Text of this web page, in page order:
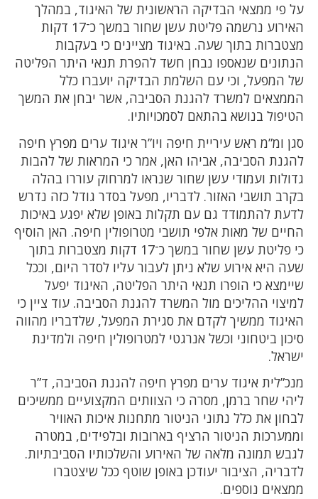
על פי ממצאי הבדיקה הראשונית של האיגוד, במהלך
האירוע נרשמה פליטת עשן שחור במשך כ־17 דקות
מצטברות בתוך שעה. באיגוד מציינים כי בעקבות
הנתונים שנאספו נבחן חשד להפרת תנאי היתר הפליטה
של המפעל, וכי עם השלמת הבדיקה יועברו כלל
הממצאים למשרד להגנת הסביבה, אשר יבחן את המשך
הטיפול בנושא בהתאם לסמכויותיו.
סגן ומ”מ ראש עיריית חיפה ויו”ר איגוד ערים מפרץ חיפה
להגנת הסביבה, אביהו האן, אמר כי המראות של להבות
גדולות ועמודי עשן שחור שנראו למרחוק עוררו בהלה
בקרב תושבי האזור. לדבריו, מפעל בסדר גודל כזה נדרש
לדעת להתמודד גם עם תקלות באופן שלא יפגע באיכות
החיים של מאות אלפי תושבי מטרופולין חיפה. האן הוסיף
כי פליטת עשן שחור במשך כ־17 דקות מצטברות בתוך
שעה היא אירוע שלא ניתן לעבור עליו לסדר היום, וככל
שיימצא כי הופרו תנאי היתר הפליטה, האיגוד יפעל
למיצוי ההליכים מול המשרד להגנת הסביבה. עוד ציין כי
האיגוד ממשיך לקדם את סגירת המפעל, שלדבריו מהווה
סיכון ביטחוני וכשל אנרגטי למטרופולין חיפה ולמדינת
ישראל.
מנכ”לית איגוד ערים מפרץ חיפה להגנת הסביבה, ד”ר
ליהי שחר ברמן, מסרה כי הצוותים המקצועיים ממשיכים
לבחון את כלל נתוני הניטור מתחנות איכות האוויר
וממערכות הניטור הרציף בארובות ובלפידים, במטרה
לגבש תמונה מלאה של האירוע והשלכותיו הסביבתיות.
לדבריה, הציבור יעודכן באופן שוטף ככל שיצטברו
ממצאים נוספים.